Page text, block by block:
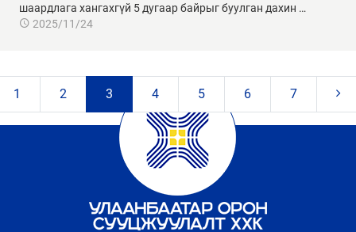
шаардлага хангахгүй 5 дугаар байрыг буулган дахин …
2025/11/24
1 2 3 4 5 6 7